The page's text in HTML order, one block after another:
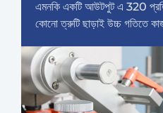
এমনকি একটি আউটপুট এ 320
কোনো ত্রুটি ছাড়াই উচ্চ গতিতে